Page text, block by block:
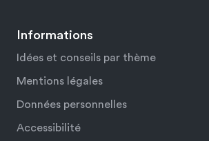
Informations
Idées et conseils par thème
Mentions légales
Données personnelles
Accessibilité